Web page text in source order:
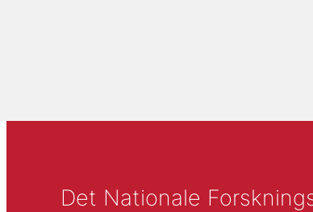
Det Nationale